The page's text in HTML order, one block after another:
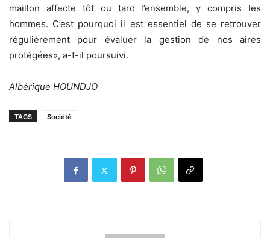
maillon affecte tôt ou tard l’ensemble, y compris les
hommes. C’est pourquoi il est essentiel de se retrouver
régulièrement pour évaluer la gestion de nos aires
protégées», a-t-il poursuivi.
Albérique HOUNDJO
TAGS Société